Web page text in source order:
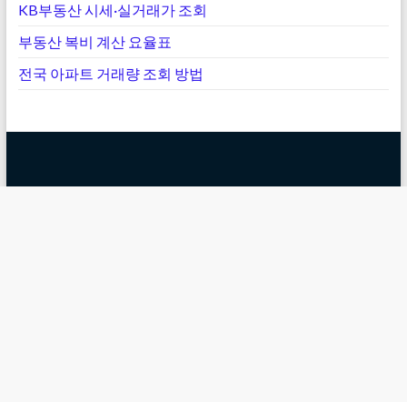
KB부동산 시세·실거래가 조회
부동산 복비 계산 요율표
전국 아파트 거래량 조회 방법